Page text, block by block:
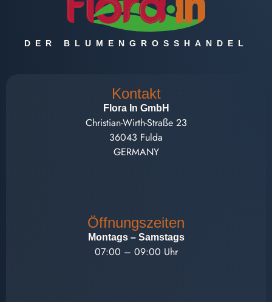
DER BLUMENGROSSHANDEL
Kontakt
Flora In GmbH
Christian-Wirth-Straße 23
36043 Fulda
GERMANY
Öffnungszeiten
Montags – Samstags
07:00 – 09:00 Uhr